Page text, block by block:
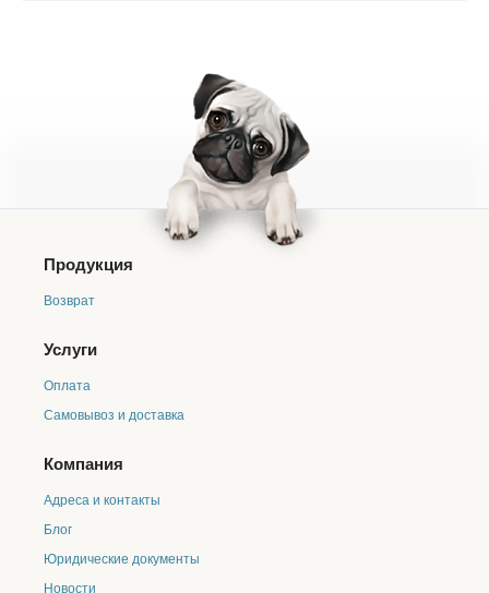
Продукция
Возврат
Услуги
Оплата
Самовывоз и доставка
Компания
Адреса и контакты
Блог
Юридические документы
Новости